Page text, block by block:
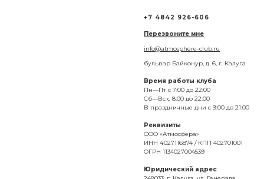
+7 4842 926-606
Перезвоните мне
info@atmosphere-club.ru
бульвар Байконур, д. 6, г. Калуга
Время работы клуба
Пн—Пт с 7:00 до 22:00
Сб—Вс с 8:00 до 22:00
В праздничные дни с 9:00 до 21:00
Реквизиты
ООО «Атмосфера»
ИНН 4 027116874 / КПП 402701001
ОГРН 1134027004539
Юридический адрес